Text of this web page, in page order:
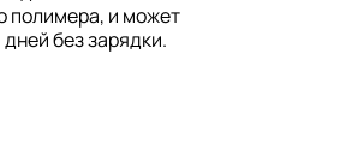
полимера, и может
без зарядки.